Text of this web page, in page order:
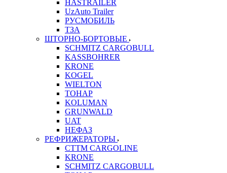
HASTRAILER
UzAuto Trailer
РУСМОБИЛЬ
ТЗА
ШТОРНО-БОРТОВЫЕ
SCHMITZ CARGOBULL
KASSBOHRER
KRONE
KOGEL
WIELTON
ТОНАР
KOLUMAN
GRUNWALD
UAT
НЕФАЗ
РЕФРИЖЕРАТОРЫ
CTTM CARGOLINE
KRONE
SCHMITZ CARGOBULL